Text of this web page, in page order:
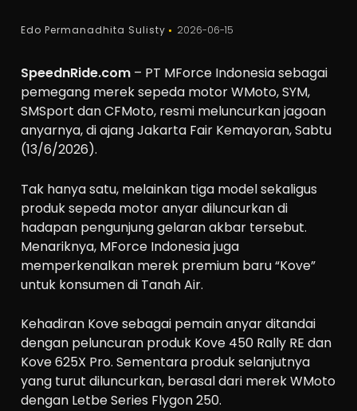
Edo Permanadhita Sulisty 2026-06-15
SpeednRide.com – PT MForce Indonesia sebagai
pemegang merek sepeda motor WMoto, SYM,
SMSport dan CFMoto, resmi meluncurkan jagoan
anyarnya, di ajang Jakarta Fair Kemayoran, Sabtu
(13/6/2026).
Tak hanya satu, melainkan tiga model sekaligus
produk sepeda motor anyar diluncurkan di
hadapan pengunjung gelaran akbar tersebut.
Menariknya, MForce Indonesia juga
memperkenalkan merek premium baru “Kove”
untuk konsumen di Tanah Air.
Kehadiran Kove sebagai pemain anyar ditandai
dengan peluncuran produk Kove 450 Rally RE dan
Kove 625X Pro. Sementara produk selanjutnya
yang turut diluncurkan, berasal dari merek WMoto
dengan Letbe Series Flygon 250.